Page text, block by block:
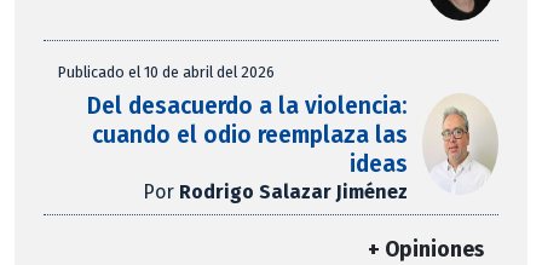
Publicado el 10 de abril del 2026
Del desacuerdo a la violencia:
cuando el odio reemplaza las
ideas
Por Rodrigo Salazar Jiménez
+ Opiniones